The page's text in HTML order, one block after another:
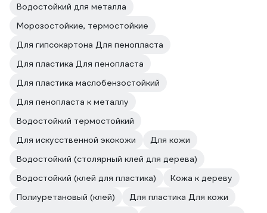
Водостойкий для металла
Морозостойкие, термостойкие
Для гипсокартона Для пенопласта
Для пластика Для пенопласта
Для пластика маслобензостойкий
Для пенопласта к металлу
Водостойкий термостойкий
Для искусственной экокожи
Для кожи
Водостойкий (столярный клей для дерева)
Водостойкий (клей для пластика)
Кожа к дереву
Полиуретановый (клей)
Для пластика Для кожи